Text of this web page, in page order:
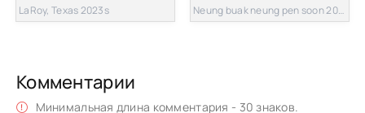
LaRoy, Texas 2023s Neung buak neung pen soon 2002s
Комментарии
Минимальная длина комментария - 30 знаков.